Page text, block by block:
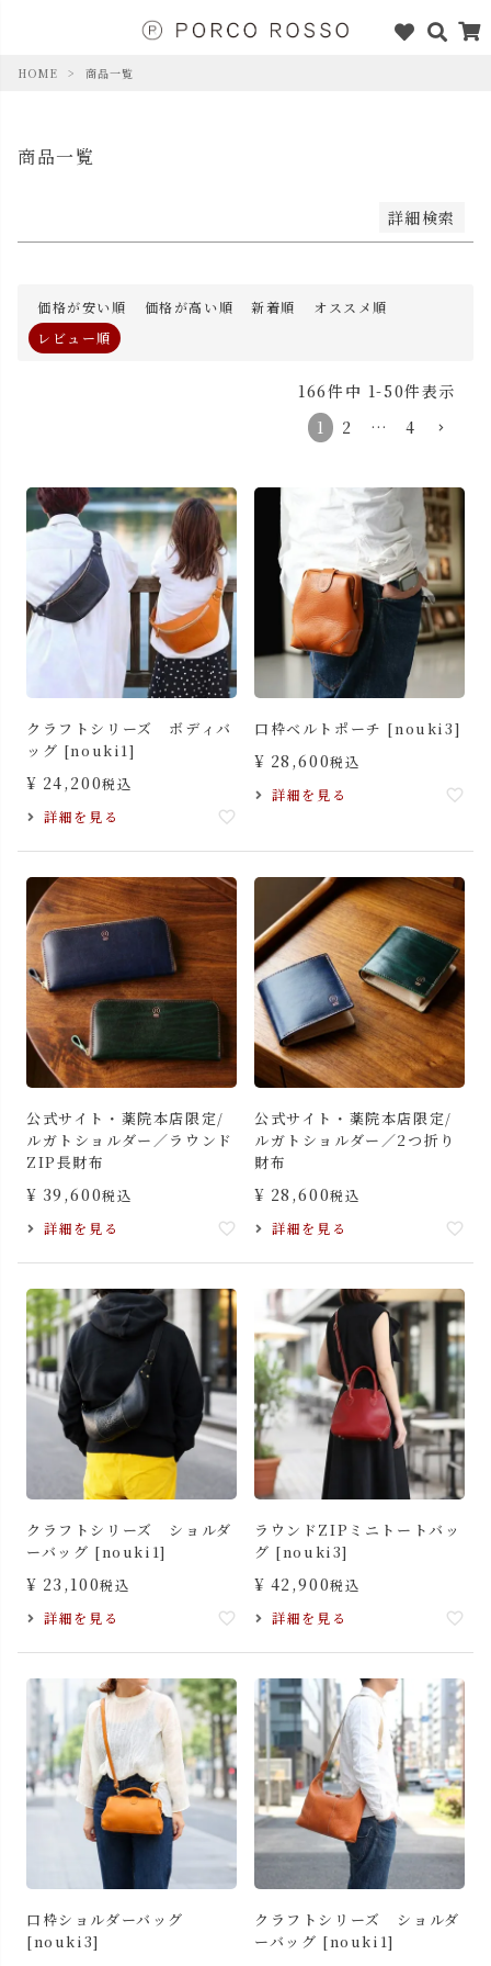
HOME 商品一覧
商品一覧
詳細検索
価格が高い順
優先度順
レビュー順
価格が安い順 価格が高い順 新着順
オススメ順
レビュー順
166件中 1-50件表示
1
2 … 4
クラフトシリーズ ボディバ
ッグ [nouki1]
¥ 24,200税込
詳細を見る
口枠ベルトポーチ [nouki3]
¥ 28,600税込
詳細を見る
公式サイト・薬院本店限定/
ルガトショルダー／ラウンド
ZIP長財布
¥ 39,600税込
詳細を見る
公式サイト・薬院本店限定/
ルガトショルダー／2つ折り
財布
¥ 28,600税込
詳細を見る
クラフトシリーズ ショルダ
ーバッグ [nouki1]
¥ 23,100税込
詳細を見る
ラウンドZIPミニトートバッ
グ [nouki3]
¥ 42,900税込
詳細を見る
口枠ショルダーバッグ
[nouki3]
クラフトシリーズ ショルダ
ーバッグ [nouki1]